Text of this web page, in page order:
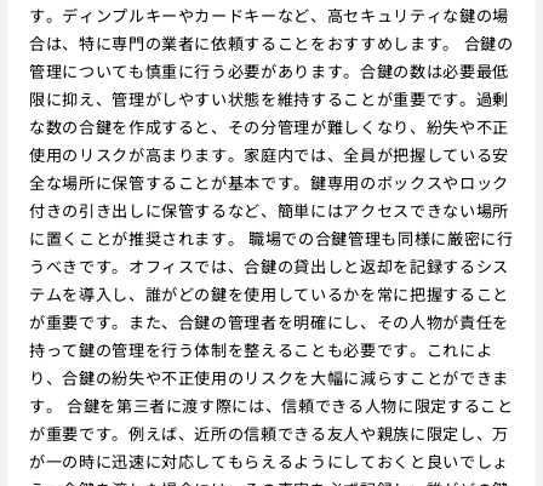
す。ディンプルキーやカードキーなど、高セキュリティな鍵の場
合は、特に専門の業者に依頼することをおすすめします。 合鍵の
管理についても慎重に行う必要があります。合鍵の数は必要最低
限に抑え、管理がしやすい状態を維持することが重要です。過剰
な数の合鍵を作成すると、その分管理が難しくなり、紛失や不正
使用のリスクが高まります。家庭内では、全員が把握している安
全な場所に保管することが基本です。鍵専用のボックスやロック
付きの引き出しに保管するなど、簡単にはアクセスできない場所
に置くことが推奨されます。 職場での合鍵管理も同様に厳密に行
うべきです。オフィスでは、合鍵の貸出しと返却を記録するシス
テムを導入し、誰がどの鍵を使用しているかを常に把握すること
が重要です。また、合鍵の管理者を明確にし、その人物が責任を
持って鍵の管理を行う体制を整えることも必要です。これによ
り、合鍵の紛失や不正使用のリスクを大幅に減らすことができま
す。 合鍵を第三者に渡す際には、信頼できる人物に限定すること
が重要です。例えば、近所の信頼できる友人や親族に限定し、万
が一の時に迅速に対応してもらえるようにしておくと良いでしょ